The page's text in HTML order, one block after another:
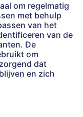
om regelmatig
met behulp
van het
van de
De
om
dat
en zich